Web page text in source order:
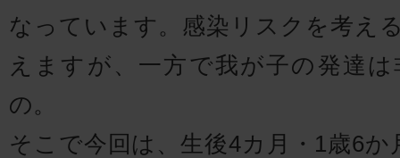
なっています。感染リスクを考え
えますが、一方で我が子の発達
の。
そこで今回は、生後4カ月・1歳6